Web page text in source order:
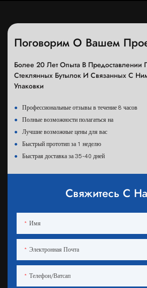
Поговорим О Вашем
Более 20 Лет Опыта В Предоставлении
Стеклянных Бутылок И Связанных С
Упаковки
●
Профессиональные отзывы в течение 8 часов
●
Полные возможности полагаться на
●
Лучшие возможные цены для вас
●
Быстрый прототип за 1 неделю
●
Быстрая доставка за 35-40 дней
Свяжитесь С
Имя
Электронная Почта
Телефон/ватсап